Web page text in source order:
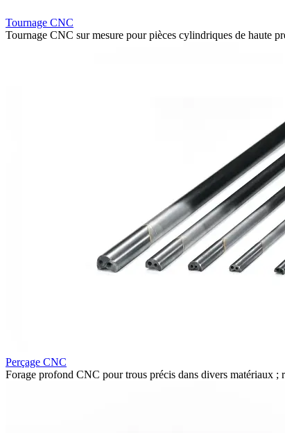
Tournage CNC
Tournage CNC sur mesure pour pièces cylindriques de haute
Perçage CNC
Forage profond CNC pour trous précis dans divers matériaux ;